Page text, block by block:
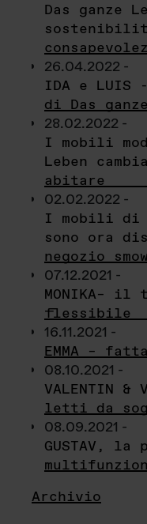
Das ganze
26.04.2022 -
IDA e
di Das
28.02.2022 -
I mobili
Leben
abitare
02.02.2022 -
I mobili di
sono ora
negozio
07.12.2021 -
MONIKA– il
flessibile
16.11.2021 -
EMMA –
08.10.2021 -
VALENTIN &
letti da
08.09.2021 -
GUSTAV, la
Archivio